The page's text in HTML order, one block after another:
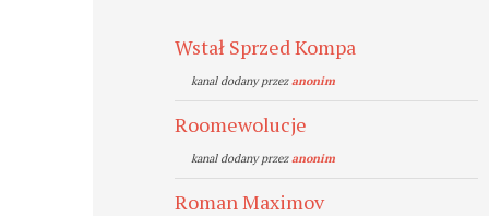
Wstał Sprzed Kompa
kanal dodany przezanonim
Roomewolucje
kanal dodany przezanonim
Roman Maximov